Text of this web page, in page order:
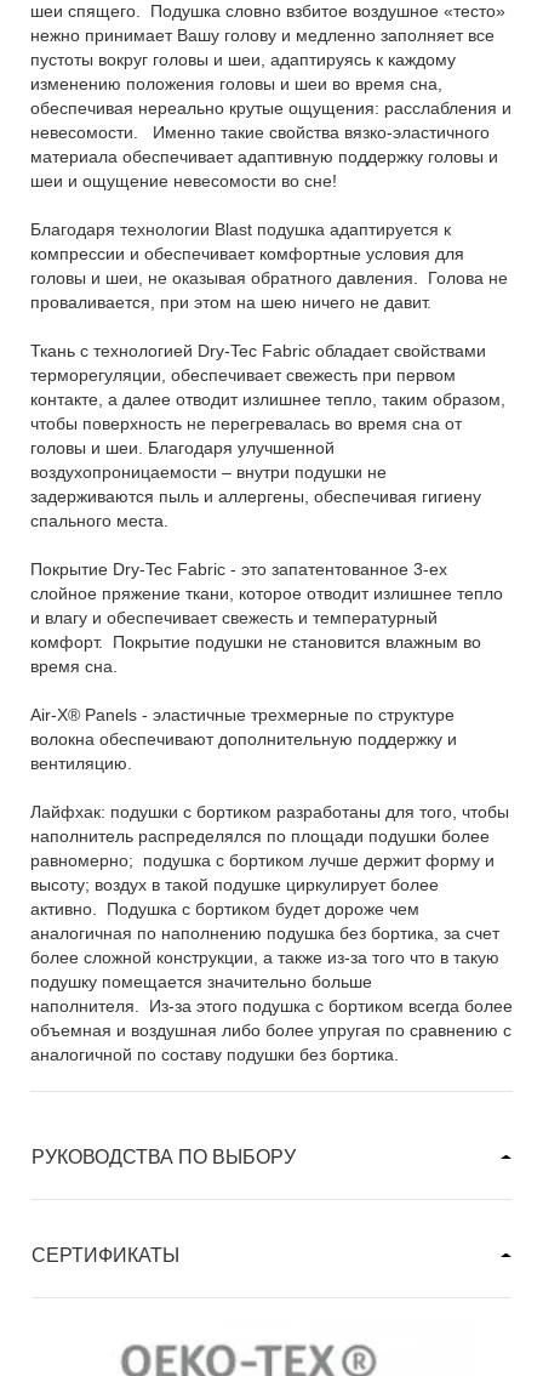
шеи спящего. Подушка словно взбитое воздушное «тесто»
нежно принимает Вашу голову и медленно заполняет все
пустоты вокруг головы и шеи, адаптируясь к каждому
изменению положения головы и шеи во время сна,
обеспечивая нереально крутые ощущения: расслабления и
невесомости. Именно такие свойства вязко-эластичного
материала обеспечивает адаптивную поддержку головы и
шеи и ощущение невесомости во сне!
Благодаря технологии Blast подушка адаптируется к
компрессии и обеспечивает комфортные условия для
головы и шеи, не оказывая обратного давления. Голова не
проваливается, при этом на шею ничего не давит.
Ткань с технологией Dry-Tec Fabric обладает свойствами
терморегуляции, обеспечивает свежесть при первом
контакте, а далее отводит излишнее тепло, таким образом,
чтобы поверхность не перегревалась во время сна от
головы и шеи. Благодаря улучшенной
воздухопроницаемости – внутри подушки не
задерживаются пыль и аллергены, обеспечивая гигиену
спального места.
Покрытие Dry-Tec Fabric - это запатентованное 3-ех
слойное пряжение ткани, которое отводит излишнее тепло
и влагу и обеспечивает свежесть и температурный
комфорт. Покрытие подушки не становится влажным во
время сна.
Air-X® Panels - эластичные трехмерные по структуре
волокна обеспечивают дополнительную поддержку и
вентиляцию.
Лайфхак: подушки с бортиком разработаны для того, чтобы
наполнитель распределялся по площади подушки более
равномерно; подушка с бортиком лучше держит форму и
высоту; воздух в такой подушке циркулирует более
активно. Подушка с бортиком будет дороже чем
аналогичная по наполнению подушка без бортика, за счет
более сложной конструкции, а также из-за того что в такую
подушку помещается значительно больше
наполнителя. Из-за этого подушка с бортиком всегда более
объемная и воздушная либо более упругая по сравнению с
аналогичной по составу подушки без бортика.
РУКОВОДСТВА ПО ВЫБОРУ
СЕРТИФИКАТЫ